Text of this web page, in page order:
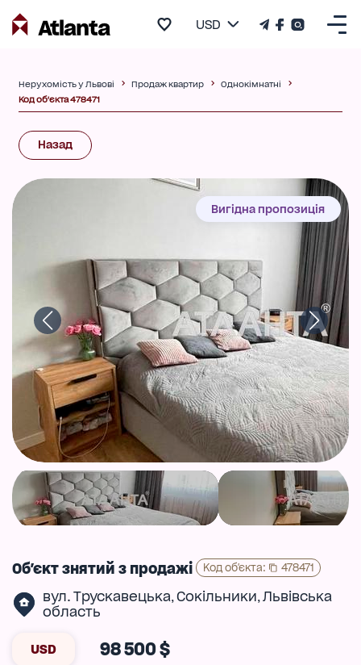
USD
Нерухомість у Львові Продаж квартир
Однокімнатні
Код об'єкта 478471
Назад
Вигідна пропозиція
Об'єкт знятий з продажі Код об'єкта: 478471
вул. Трускавецька,Сокільники,Львівська
область
USD 98 500 $